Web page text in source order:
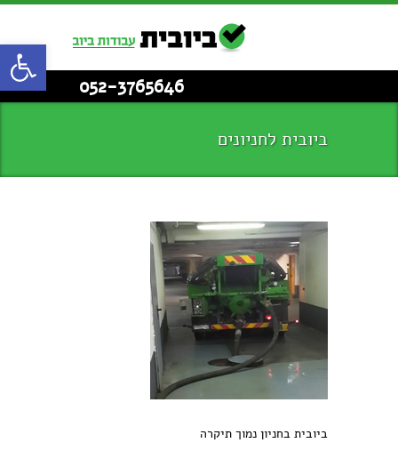
052-3765646
ביובית לחניונים
ביובית בחניון נמוך תיקרה
פתח